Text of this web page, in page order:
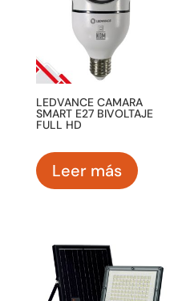
LEDVANCE CAMARA
SMART E27 BIVOLTAJE
FULL HD
Leer más